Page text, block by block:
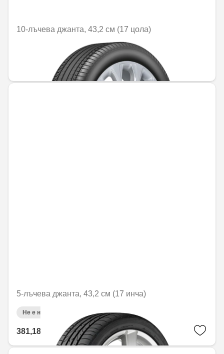
10-лъчева джанта, 43,2 см (17 цола)
Не е налично онлайн
363,02 € / 710,01 лв.
5-лъчева джанта, 43,2 см (17 инча)
Не е налично онлайн
381,18 € / 745,52 лв.